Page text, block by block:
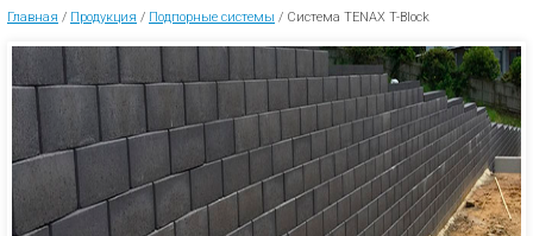
Главная / Продукция / Подпорные системы / Система TENAX T-Block